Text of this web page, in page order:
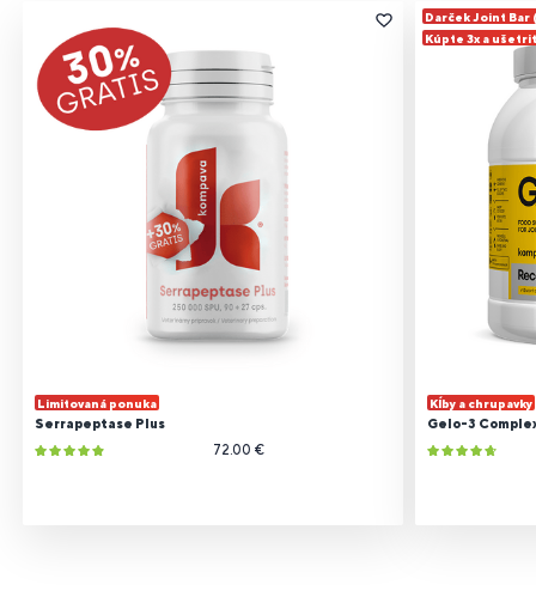
Limitovaná ponuka
Serrapeptase Plus
72.00 €
Darček Joint Bar
Kúpte 3x a
Kĺby a chrupavky
Gelo-3